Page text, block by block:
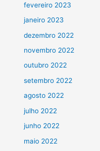
fevereiro 2023
janeiro 2023
dezembro 2022
novembro 2022
outubro 2022
setembro 2022
agosto 2022
julho 2022
junho 2022
maio 2022